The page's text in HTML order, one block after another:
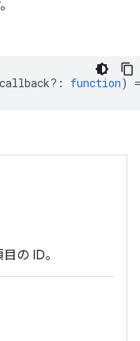
callback? : function)
の ID。